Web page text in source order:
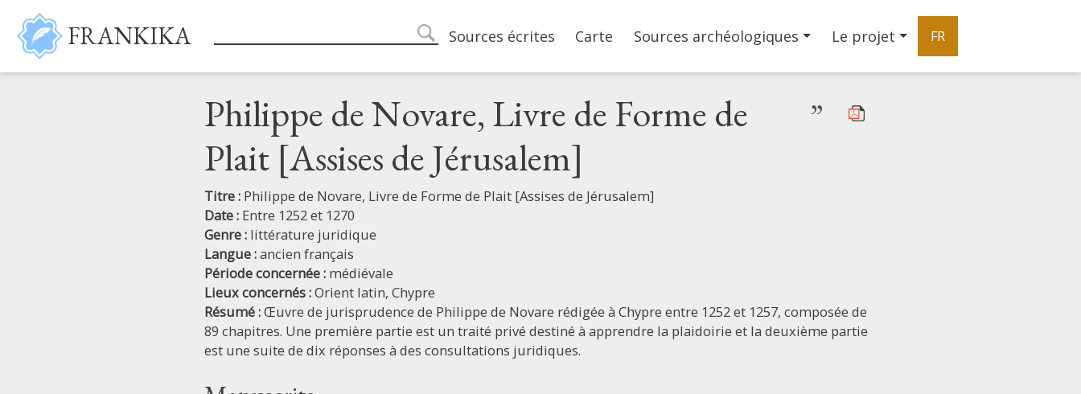
Aller au contenu principal
FRANKIKA search
Main navigation
Sources écrites Carte Sources archéologiques Le projet FR
Philippe de Novare, Livre de Forme de
Plait [Assises de Jérusalem]
”
Titre : Philippe de Novare, Livre de Forme de Plait [Assises de Jérusalem]
Date : Entre 1252 et 1270
Genre : littérature juridique
Langue :ancien français
Période concernée : médiévale
Lieux concernés :Orient latin, Chypre
Résumé :Œuvre de jurisprudence de Philippe de Novare rédigée à Chypre entre 1252 et 1257, composée de
89 chapitres. Une première partie est un traité privé destiné à apprendre la plaidoirie et la deuxième partie
est une suite de dix réponses à des consultations juridiques.